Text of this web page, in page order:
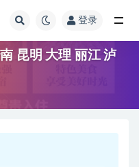
登录
昆明 大理 丽江 泸